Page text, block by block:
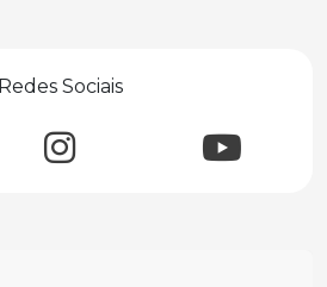
Redes Sociais